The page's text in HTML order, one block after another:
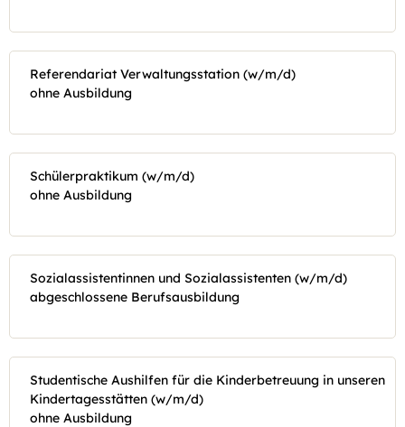
Referendariat Verwaltungsstation (w/m/d)
ohne Ausbildung
Schülerpraktikum (w/m/d)
ohne Ausbildung
Sozialassistentinnen und Sozialassistenten (w/m/d)
abgeschlossene Berufsausbildung
Studentische Aushilfen für die Kinderbetreuung in unseren
Kindertagesstätten (w/m/d)
ohne Ausbildung